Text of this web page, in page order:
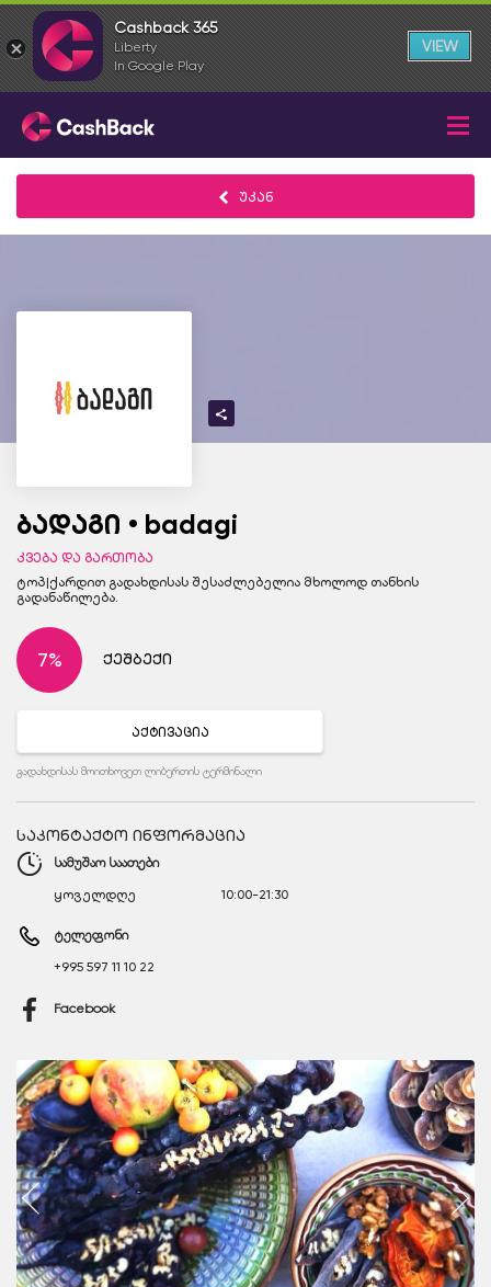
უკან
ბადაგი • badagi
კვება და გართობა
ტოპ|ქარდით გადახდისას შესაძლებელია მხოლოდ თანხის
გადანაწილება.
7% ქეშბექი
აქტივაცია
გადახდისას მოითხოვეთ ლიბერთის ტერმინალი
საკონტაქტო ინფორმაცია
სამუშაო საათები
ყოველდღე 10:00-21:30
ტელეფონი
+995 597 11 10 22
Facebook
Cashback 365
Liberty
In Google Play
VIEW